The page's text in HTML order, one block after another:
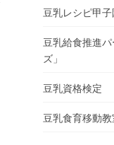
豆乳レシピ甲子
豆乳給食推進
ズ」
豆乳資格検定
豆乳食育移動教